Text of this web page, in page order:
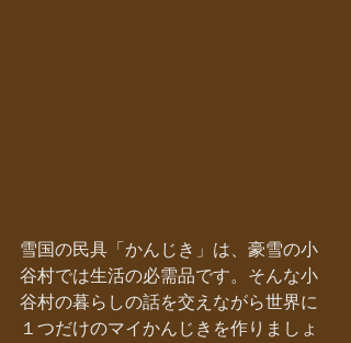
雪国の民具「かんじき」は、豪雪の小
谷村では生活の必需品です。そんな小
谷村の暮らしの話を交えながら世界に
１つだけのマイかんじきを作りましょ